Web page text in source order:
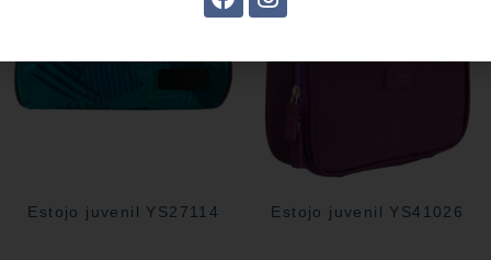
Estojo juvenil YS27114 Estojo juvenil YS41026